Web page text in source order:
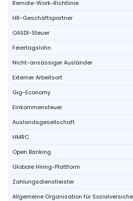
Remote-Work-Richtlinie
HR-Geschäftspartner
OASDI-Steuer
Feiertagslohn
Nicht-ansässiger Ausländer
Externer Arbeitsort
Gig-Economy
Einkommensteuer
Auslandsgesellschaft
HMRC
Open Banking
Globale Hiring-Plattform
Zahlungsdienstleister
Allgemeine Organisation für